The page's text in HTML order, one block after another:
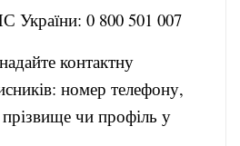
України: 0 800 501 007
контактну
номер телефону,
прізвище чи профіль у